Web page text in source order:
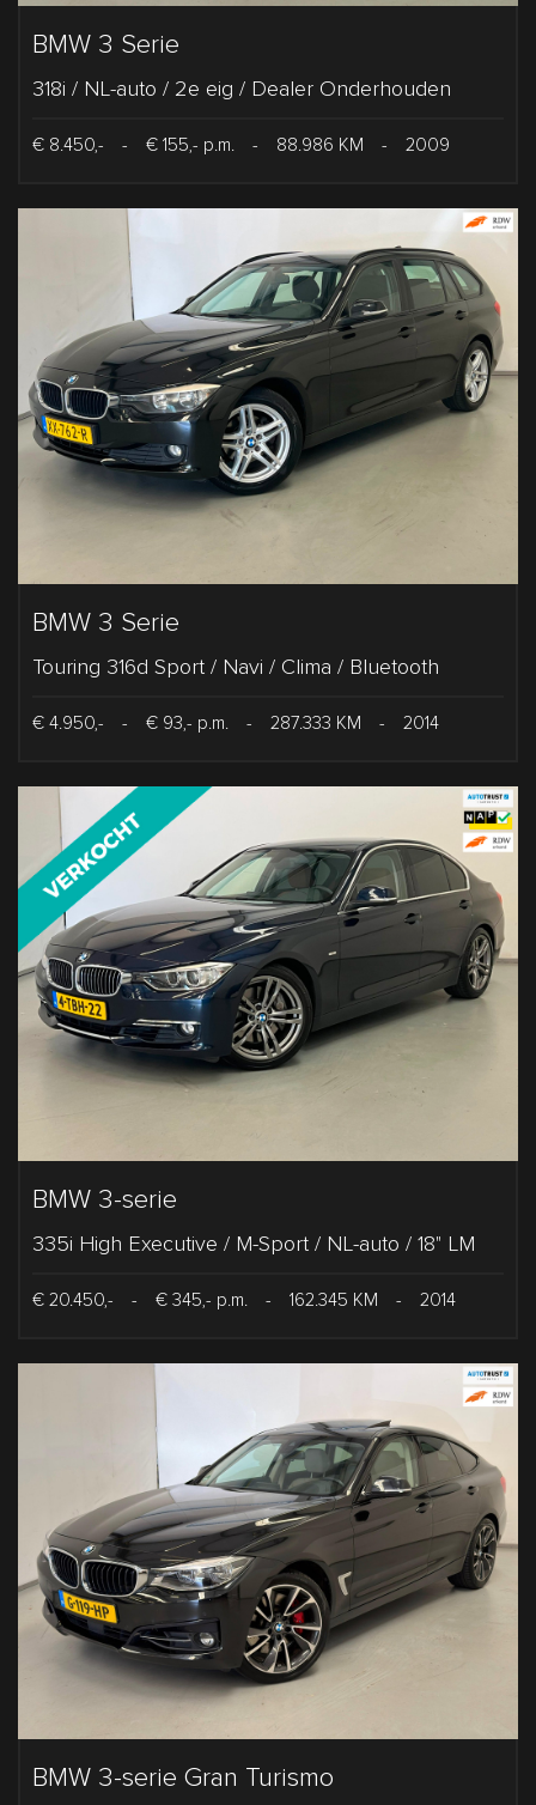
BMW 3 Serie
318i / NL-auto / 2e eig / Dealer Onderhouden
€ 8.450,- - € 155,- p.m. - 88.986 KM - 2009
BMW 3 Serie
Touring 316d Sport / Navi / Clima / Bluetooth
€ 4.950,- - € 93,- p.m. - 287.333 KM - 2014
BMW 3-serie
335i High Executive / M-Sport / NL-auto / 18" LM
€ 20.450,- - € 345,- p.m. - 162.345 KM - 2014
BMW 3-serie Gran Turismo